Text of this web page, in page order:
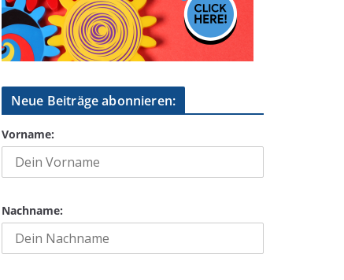
Neue Beiträge abonnieren:
Vorname:
Nachname: